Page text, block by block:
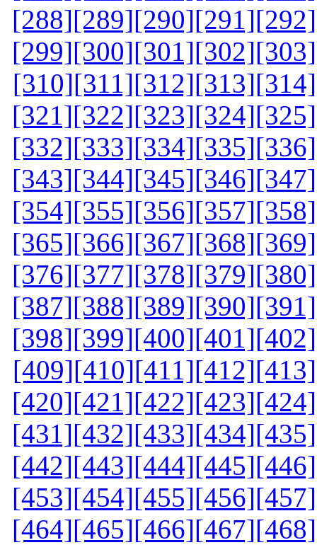
[288][289][290][291][292]
[299][300][301][302][303]
[310][311][312][313][314]
[321][322][323][324][325]
[332][333][334][335][336]
[343][344][345][346][347]
[354][355][356][357][358]
[365][366][367][368][369]
[376][377][378][379][380]
[387][388][389][390][391]
[398][399][400][401][402]
[409][410][411][412][413]
[420][421][422][423][424]
[431][432][433][434][435]
[442][443][444][445][446]
[453][454][455][456][457]
[464][465][466][467][468]